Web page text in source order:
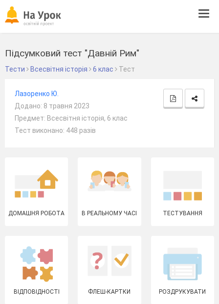
Підсумковий тест "Давній Рим"
Тести Всесвітня історія 6 клас Тест
Лазоренко Ю.
Додано: 8 травня 2023
Предмет: Всесвітня історія, 6 клас
Тест виконано: 448 разів
ДОМАШНЯ РОБОТА В РЕАЛЬНОМУ ЧАСІ ТЕСТУВАННЯ
ВІДПОВІДНОСТІ ФЛЕШ-КАРТКИ РОЗДРУКУВАТИ